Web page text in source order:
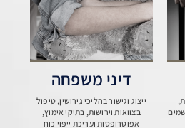
דיני משפחה
ייצוג וגישור בהליכי גירושין, טיפול
בצוואות וירושות, בתיקי אימוץ,
אפוטרופסות ועריכת ייפוי כוח